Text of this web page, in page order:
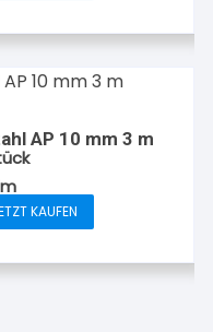
AP 10 mm 3 m
KAUFEN